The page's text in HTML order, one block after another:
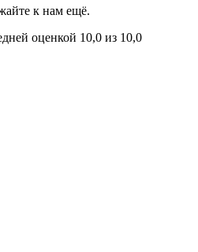
к нам ещё.
оценкой 10,0 из 10,0